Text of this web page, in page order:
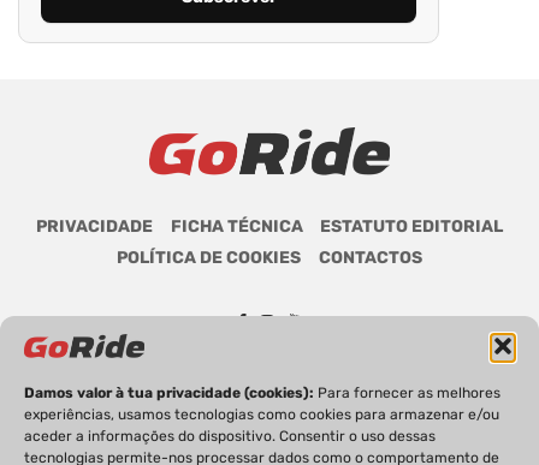
Damos valor à tua privacidade (cookies): Para fornecer as melhores
experiências, usamos tecnologias como cookies para armazenar e/ou
aceder a informações do dispositivo. Consentir o uso dessas
tecnologias permite-nos processar dados como o comportamento de
PRIVACIDADE FICHA TÉCNICA
ESTATUTO EDITORIAL
POLÍTICA DE COOKIES
CONTACTOS
GoRide 2026 | Todos os direitos reservados.